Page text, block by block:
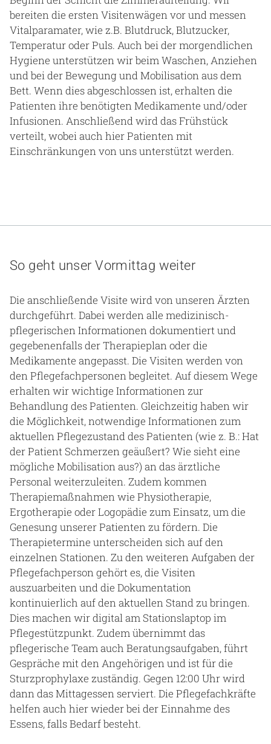
bereiten die ersten Visitenwägen vor und messen
Vitalparamater, wie z.B. Blutdruck, Blutzucker,
Temperatur oder Puls. Auch bei der morgendlichen
Hygiene unterstützen wir beim Waschen, Anziehen
und bei der Bewegung und Mobilisation aus dem
Bett. Wenn dies abgeschlossen ist, erhalten die
Patienten ihre benötigten Medikamente und/oder
Infusionen. Anschließend wird das Frühstück
verteilt, wobei auch hier Patienten mit
Einschränkungen von uns unterstützt werden.
So geht unser Vormittag weiter
Die anschließende Visite wird von unseren Ärzten
durchgeführt. Dabei werden alle medizinisch-
pflegerischen Informationen dokumentiert und
gegebenenfalls der Therapieplan oder die
Medikamente angepasst. Die Visiten werden von
den Pflegefachpersonen begleitet. Auf diesem Wege
erhalten wir wichtige Informationen zur
Behandlung des Patienten. Gleichzeitig haben wir
die Möglichkeit, notwendige Informationen zum
aktuellen Pflegezustand des Patienten (wie z. B.: Hat
der Patient Schmerzen geäußert? Wie sieht eine
mögliche Mobilisation aus?) an das ärztliche
Personal weiterzuleiten. Zudem kommen
Therapiemaßnahmen wie Physiotherapie,
Ergotherapie oder Logopädie zum Einsatz, um die
Genesung unserer Patienten zu fördern. Die
Therapietermine unterscheiden sich auf den
einzelnen Stationen. Zu den weiteren Aufgaben der
Pflegefachperson gehört es, die Visiten
auszuarbeiten und die Dokumentation
kontinuierlich auf den aktuellen Stand zu bringen.
Dies machen wir digital am Stationslaptop im
Pflegestützpunkt. Zudem übernimmt das
pflegerische Team auch Beratungsaufgaben, führt
Gespräche mit den Angehörigen und ist für die
Sturzprophylaxe zuständig. Gegen 12:00 Uhr wird
dann das Mittagessen serviert. Die Pflegefachkräfte
helfen auch hier wieder bei der Einnahme des
Essens, falls Bedarf besteht.